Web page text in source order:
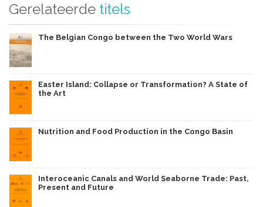
Gerelateerde titels
The Belgian Congo between the Two World Wars
Easter Island: Collapse or Transformation? A State of
the Art
Nutrition and Food Production in the Congo Basin
Interoceanic Canals and World Seaborne Trade: Past,
Present and Future